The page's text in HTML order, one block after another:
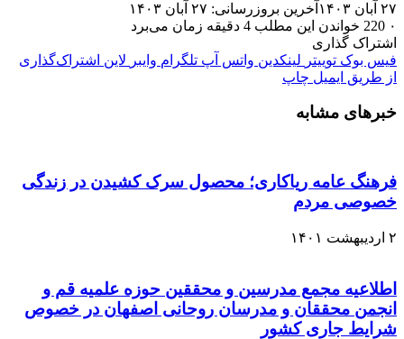
۲۷ آبان ۱۴۰۳
آخرین بروزرسانی: ۲۷ آبان ۱۴۰۳
۰
خواندن این مطلب 4 دقیقه زمان می‌برد
اشتراک گذاری
فیس بوک توییتر لینکدین واتس آپ تلگرام وایبر لاین اشتراک‌گذاری
از طریق ایمیل چاپ
خبرهای مشابه
فرهنگ عامه ریاکاری؛ محصول سرک کشیدن در زندگی
خصوصی مردم
۲ اردیبهشت ۱۴۰۱
اطلاعیه مجمع مدرسین و محققین حوزه علمیه قم و
انجمن محققان و مدرسان روحانی اصفهان در خصوص
شرایط جاری کشور